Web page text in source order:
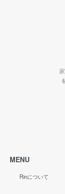
MENU
Rinについて